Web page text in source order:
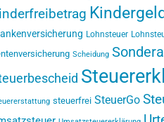
Kindergeld
Lohnsteuer
Scheidung
steuerfrei SteuerGo